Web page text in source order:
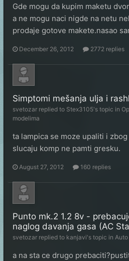
Gde mogu da kupim maketu
a ne mogu naci nigde na netu
prodaje gotove makete.nasao
December 26, 2012 2772 replies
Simptomi mešanja ulja i
svetozar replied to Stex3105's topic in
modelima
ta lampica se moze upaliti i
slucaju komp ne pamti gresku.
August 27, 2012 160 replies
Punto mk.2 1.2 8v -
naglog davanja gasa (AC
svetozar replied to kanjavi's topic in Auto
a na sta ce drugo